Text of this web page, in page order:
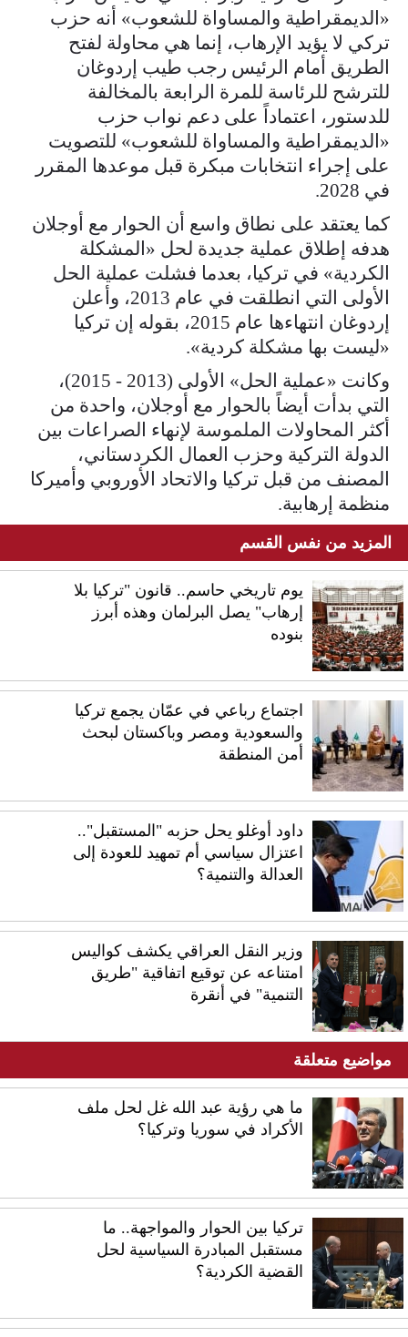
«الديمقراطية والمساواة للشعوب» أنه حزب
تركي لا يؤيد الإرهاب، إنما هي محاولة لفتح
الطريق أمام الرئيس رجب طيب إردوغان
للترشح للرئاسة للمرة الرابعة بالمخالفة
للدستور، اعتماداً على دعم نواب حزب
«الديمقراطية والمساواة للشعوب» للتصويت
على إجراء انتخابات مبكرة قبل موعدها المقرر
في 2028.
كما يعتقد على نطاق واسع أن الحوار مع أوجلان
هدفه إطلاق عملية جديدة لحل «المشكلة
الكردية» في تركيا، بعدما فشلت عملية الحل
الأولى التي انطلقت في عام 2013، وأعلن
إردوغان انتهاءها عام 2015، بقوله إن تركيا
«ليست بها مشكلة كردية».
وكانت «عملية الحل» الأولى (2013 - 2015)،
التي بدأت أيضاً بالحوار مع أوجلان، واحدة من
أكثر المحاولات الملموسة لإنهاء الصراعات بين
الدولة التركية وحزب العمال الكردستاني،
المصنف من قبل تركيا والاتحاد الأوروبي وأميركا
منظمة إرهابية.
المزيد من نفس القسم
يوم تاريخي حاسم.. قانون "تركيا بلا
إرهاب" يصل البرلمان وهذه أبرز
بنوده
اجتماع رباعي في عمّان يجمع تركيا
والسعودية ومصر وباكستان لبحث
أمن المنطقة
داود أوغلو يحل حزبه "المستقبل"..
اعتزال سياسي أم تمهيد للعودة إلى
العدالة والتنمية؟
وزير النقل العراقي يكشف كواليس
امتناعه عن توقيع اتفاقية "طريق
التنمية" في أنقرة
مواضيع متعلقة
ما هي رؤية عبد الله غل لحل ملف
الأكراد في سوريا وتركيا؟
تركيا بين الحوار والمواجهة.. ما
مستقبل المبادرة السياسية لحل
القضية الكردية؟